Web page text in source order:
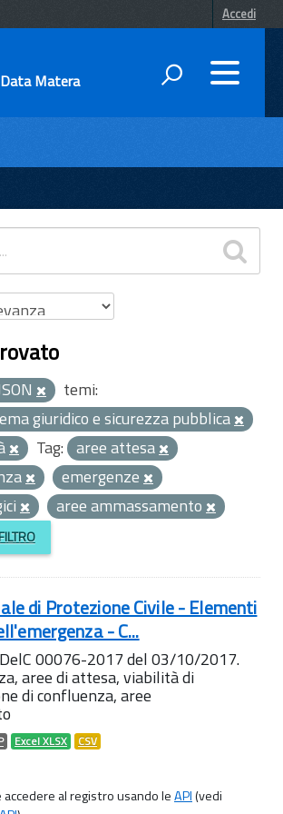
Accedi
Matera
temi:
giuridico e sicurezza pubblica
Tag: aree attesa
emergenze
aree ammassamento
di Protezione Civile - Elementi
- C...
00076-2017 del 03/10/2017.
aree di attesa, viabilità di
di confluenza, aree
Excel XLSX CSV
al registro usando leAPI(vedi